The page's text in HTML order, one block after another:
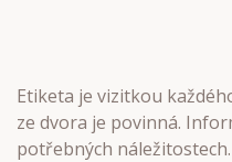
Etiketa je vizitkou
ze dvora je povinná.
potřebných náležitostech.